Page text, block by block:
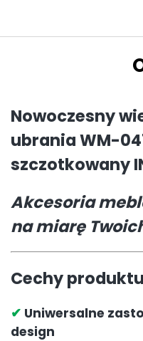
Nowoczesny
ubrania WM-
szczotkowany
Akcesoria
na miarę
Cechy
✔ Uniwersalne
design